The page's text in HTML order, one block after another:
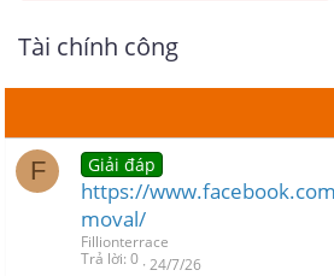
Tài chính công
F Giải đáp
https://
moval/
Fillionterrace
Trả lời 0 24/7/26